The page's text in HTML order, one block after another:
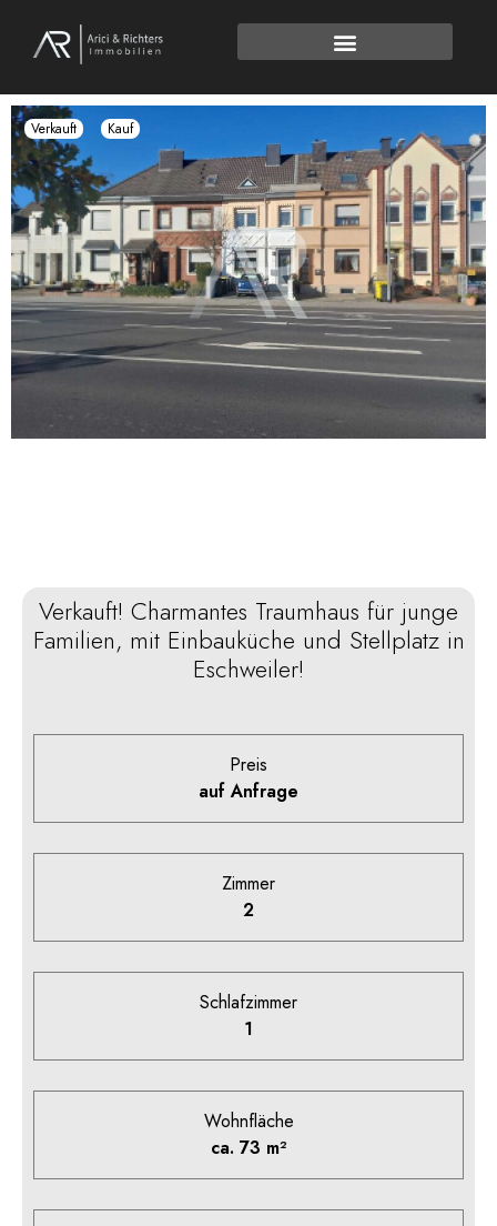
Verkauft Kauf
Verkauft! Charmantes Traumhaus für junge
Familien, mit Einbauküche und Stellplatz in
Eschweiler!
Preis
auf Anfrage
Zimmer
2
Schlafzimmer
1
Wohnfläche
ca. 73 m²